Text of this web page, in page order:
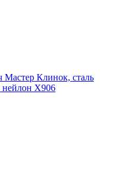
Клинок, сталь
нейлон X906